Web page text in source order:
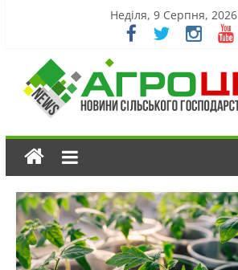
Неділя, 9 Серпня, 2026